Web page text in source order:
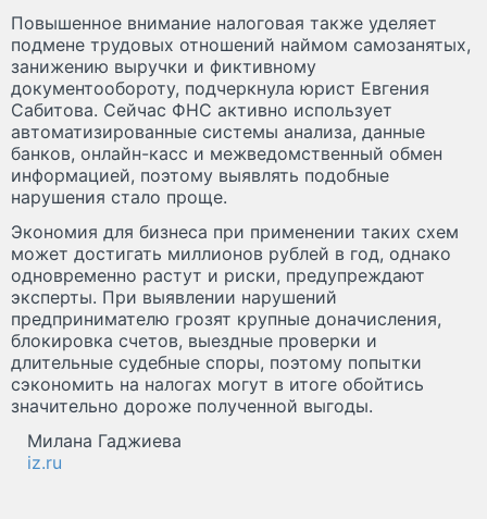
Повышенное внимание налоговая также уделяет
подмене трудовых отношений наймом самозанятых,
занижению выручки и фиктивному
документообороту, подчеркнула юрист Евгения
Сабитова. Сейчас ФНС активно использует
автоматизированные системы анализа, данные
банков, онлайн-касс и межведомственный обмен
информацией, поэтому выявлять подобные
нарушения стало проще.
Экономия для бизнеса при применении таких схем
может достигать миллионов рублей в год, однако
одновременно растут и риски, предупреждают
эксперты. При выявлении нарушений
предпринимателю грозят крупные доначисления,
блокировка счетов, выездные проверки и
длительные судебные споры, поэтому попытки
сэкономить на налогах могут в итоге обойтись
значительно дороже полученной выгоды.
Милана Гаджиева
iz.ru